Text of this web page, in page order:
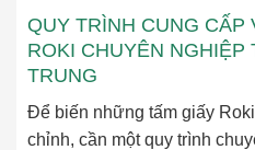
QUY TRÌNH CUNG CẤP
ROKI CHUYÊN NGHIỆP
TRUNG
Để biến những tấm giấy
chỉnh, cần một quy trình